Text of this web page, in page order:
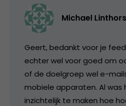
Michael
Geert, bedankt voor je
echter wel voor goed om
of de doelgroep wel e-
mobiele apparaten. Al was
inzichtelijk te maken hoe